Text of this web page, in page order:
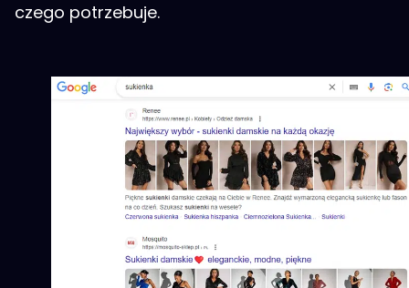
czego potrzebuje.